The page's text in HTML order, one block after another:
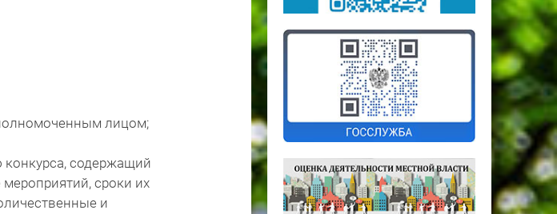
лицом;
конкурса, содержащий
сроки их
и